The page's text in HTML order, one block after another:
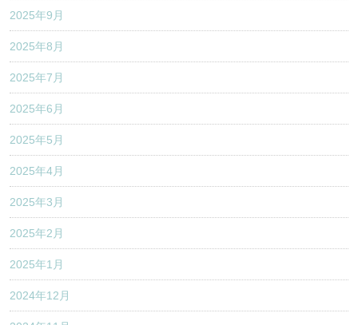
2025年9月
2025年8月
2025年7月
2025年6月
2025年5月
2025年4月
2025年3月
2025年2月
2025年1月
2024年12月